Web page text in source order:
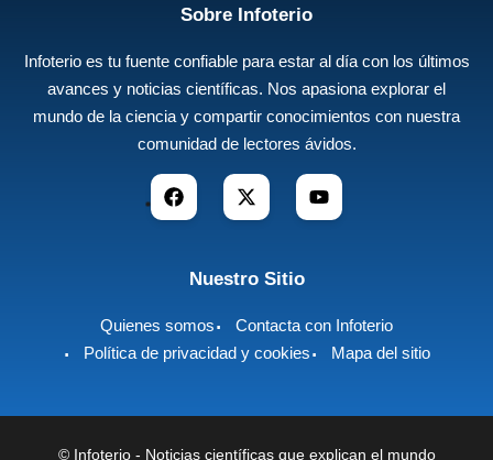
Sobre Infoterio
Infoterio es tu fuente confiable para estar al día con los últimos
avances y noticias científicas. Nos apasiona explorar el
mundo de la ciencia y compartir conocimientos con nuestra
comunidad de lectores ávidos.
Nuestro Sitio
Quienes somos
Contacta con Infoterio
Política de privacidad y cookies
Mapa del sitio
© Infoterio - Noticias científicas que explican el mundo